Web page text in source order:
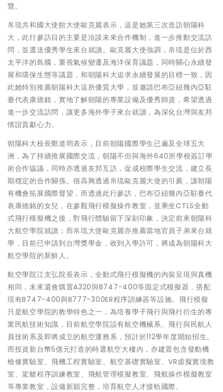
覽。
帛琉共和國大使館大使歐克麗表示，這是她第三次造訪朝陽科
大，此行參訪目的主要是洽談未來合作機制，進一步推動交流訪
問，並選送優秀學生來台就讀。歐克麗大使強調，帛琉是位於西
太平洋的島國，重視氣候變遷及海洋保育議題，同時關心永續發
展和環保生態等議題，和朝陽科大追求永續發展的目標一致，因
此她特別推薦朝陽科大這所優質大學，並邀請巴布亞紐幾內亞駐
臺代表康德銘，實地了解朝陽的專業設備及優秀師資，希望透過
進一步交流訪問，讓更多海外學子來台就讀，為深化台灣與友邦
情誼貢獻心力。
朝陽科大校長鄭道明表示，目前朝陽國際學生已遍及全球五大
洲，為了持續推展國際交流，朝陽不但與海外640所學校簽訂學
術合作協議，同時亦透過友邦互訪，促成校際學生交流，建立長
期穩定的合作關係。很高興透過帛琉歐克麗大使的引薦，讓朝陽
有機會拓展國際聲望，而透過此行參訪，巴布亞紐幾內亞駐臺代
表康德銘的女兒，在參觀飛行模擬操作教室，並乘坐CTLS全動
式飛行模擬機之後，對飛行體驗留下深刻印象，決定前來朝陽科
大航空學院就讀；而帛琉大使歐克麗亦推薦當地官員子弟來台就
學，目前已申請到台灣獎學金，收到入學許可，將成為朝陽科大
航空學院的新鮮人。
航空學院江支弘院長表示，全動式飛行模擬機的內裝呈現與真機
相同，未來還會購置A320與B747-400等固定式模擬器，搭配
現有B747-400與B777-300ER程序訓練器等設施。飛行模擬
只是航空學院的教學特色之一，為培養學子飛行與飛行衍生的專
業民航技術知識，目前航空學院設有航空機械系、飛行與民航人
員技術系及即將成立的航空運務系，預計於112學年度開始招生。
而投資新台幣5億元打造的時選航空大樓內，亦建置包含發動機
檢修實驗室、飛機工程實驗室、航空基礎實驗室、VR虛擬實境教
室、駕艙程序訓練教室、飛航管理模擬教室、飛航操作模擬教室
等專業教室，設備新穎完整，培育航空人才接軌國際。